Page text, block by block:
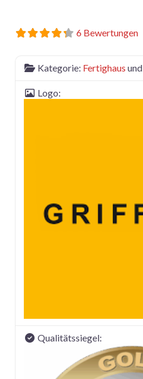
6 Bewertungen
Kategorie: Fertighaus und
Logo:
Qualitätssiegel: